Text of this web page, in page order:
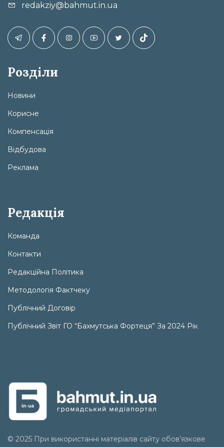
redakziy@bahmut.in.ua
Розділи
Новини
Корисне
Компенсація
Відбудова
Реклама
Редакція
Команда
Контакти
Редакційна Політика
Методологія Фактчеку
Публічний Договір
Публічний Звіт ГО “Бахмутська Фортеця” За 2024 Рік
© 2025 При використанні матеріалів сайту обов’язкове